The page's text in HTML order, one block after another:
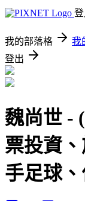
登
我的部落格 我
登出
魏尚世 -
票投資
手足球